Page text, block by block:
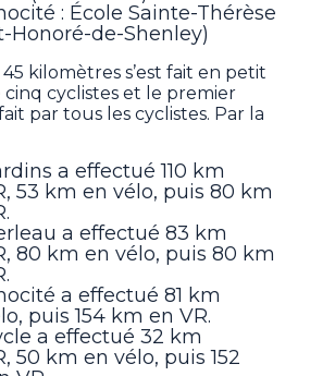
: École Sainte-Thérèse
Honoré-de-Shenley)
kilomètres s’est fait en petit
cyclistes et le premier
par tous les cyclistes. Par la
a effectué 110 km
53 km en vélo, puis 80 km
a effectué 83 km
80 km en vélo, puis 80 km
a effectué 81 km
puis 154 km en VR.
a effectué 32 km
50 km en vélo, puis 152